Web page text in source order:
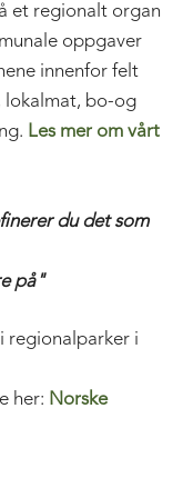
et regionalt organ
oppgaver
innenfor felt
lokalmat, bo-og
Les mer om vårt
du det som
på"
regionalparker i
her: Norske